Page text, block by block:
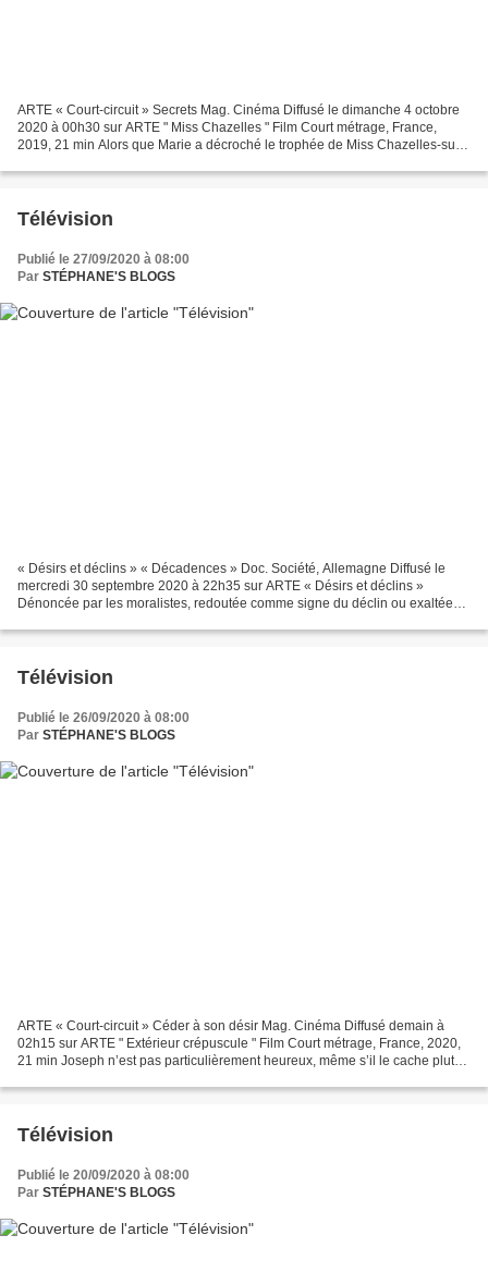
ARTE « Court-circuit » Secrets Mag. Cinéma Diffusé le dimanche 4 octobre
2020 à 00h30 sur ARTE " Miss Chazelles " Film Court métrage, France,
2019, 21 min Alors que Marie a décroché le trophée de Miss Chazelles-sur-
Télévision
Publié le 27/09/2020 à 08:00
Par STÉPHANE'S BLOGS
« Désirs et déclins » « Décadences » Doc. Société, Allemagne Diffusé le
mercredi 30 septembre 2020 à 22h35 sur ARTE « Désirs et déclins »
Dénoncée par les moralistes, redoutée comme signe du déclin ou exaltée
Télévision
Publié le 26/09/2020 à 08:00
Par STÉPHANE'S BLOGS
ARTE « Court-circuit » Céder à son désir Mag. Cinéma Diffusé demain à
02h15 sur ARTE " Extérieur crépuscule " Film Court métrage, France, 2020,
21 min Joseph n’est pas particulièrement heureux, même s’il le cache plutôt
Télévision
Publié le 20/09/2020 à 08:00
Par STÉPHANE'S BLOGS